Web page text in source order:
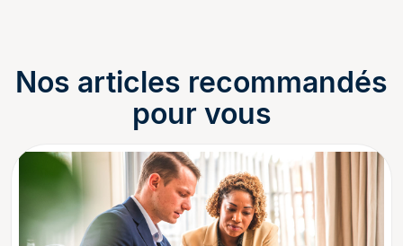
Nos articles recommandés
pour vous